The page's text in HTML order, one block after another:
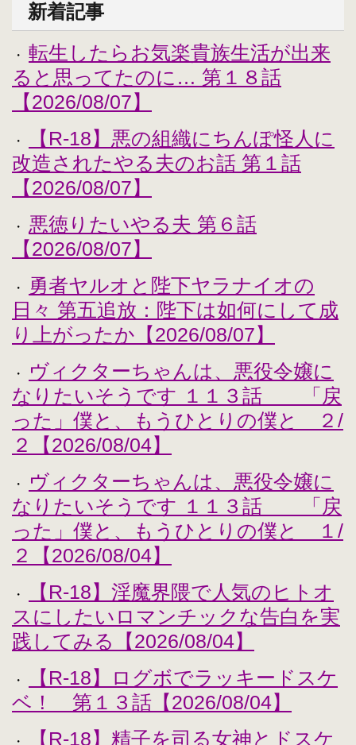
新着記事
・
転生したらお気楽貴族生活が出来
ると思ってたのに… 第１８話
【2026/08/07】
・
【R-18】悪の組織にちんぽ怪人に
改造されたやる夫のお話 第１話
【2026/08/07】
・
悪徳りたいやる夫 第６話
【2026/08/07】
・
勇者ヤルオと陛下ヤラナイオの
日々 第五追放：陛下は如何にして成
り上がったか【2026/08/07】
・
ヴィクターちゃんは、悪役令嬢に
なりたいそうです １１３話 「戻
った」僕と、もうひとりの僕と ２/
２【2026/08/04】
・
ヴィクターちゃんは、悪役令嬢に
なりたいそうです １１３話 「戻
った」僕と、もうひとりの僕と １/
２【2026/08/04】
・
【R-18】淫魔界隈で人気のヒトオ
スにしたいロマンチックな告白を実
践してみる【2026/08/04】
・
【R-18】ログボでラッキードスケ
ベ！ 第１３話【2026/08/04】
・ 【R-18】精子を司る女神とドスケ